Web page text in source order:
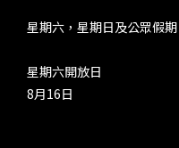
星期六，星期日及公眾假期
星期六開放日
8月16日